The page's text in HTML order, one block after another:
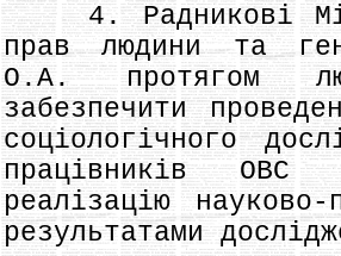
4. Радникові
прав людини та
О.А. протягом
забезпечити
соціологічного
працівників ОВС
реалізацію
результатами